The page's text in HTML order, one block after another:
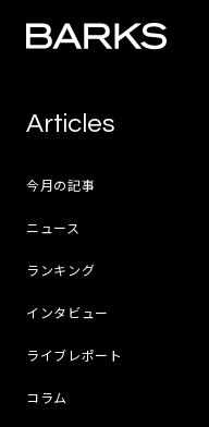
Articles
今月の記事
ニュース
ランキング
インタビュー
ライブレポート
コラム